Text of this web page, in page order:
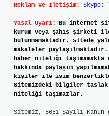
Reklam ve İletişim: Skype:
Yasal Uyarı:
Bu internet
kurum veya şahıs şirketi
bulunmamaktadır. Sitede
makaleler
haber niteliği
hakkında paylaşım
kişiler ile isim
Sitemizdeki bilgiler
niteliği taşımazlar.
Sitemiz, 5651 Sayılı